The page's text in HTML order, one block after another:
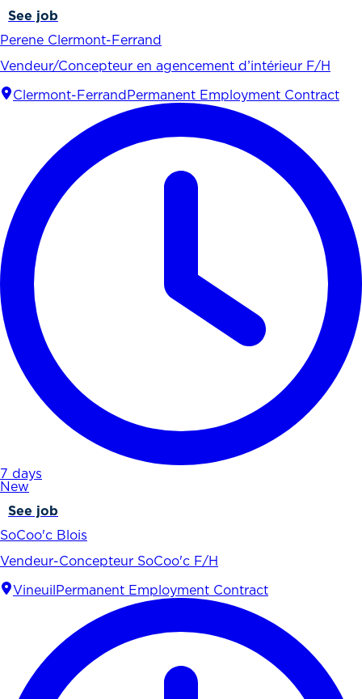
See job
Perene Clermont-Ferrand
Vendeur/Concepteur en agencement d’intérieur F/H
Clermont-Ferrand Permanent Employment Contract
7 days
New
See job
SoCoo'c Blois
Vendeur-Concepteur SoCoo'c F/H
Vineuil Permanent Employment Contract